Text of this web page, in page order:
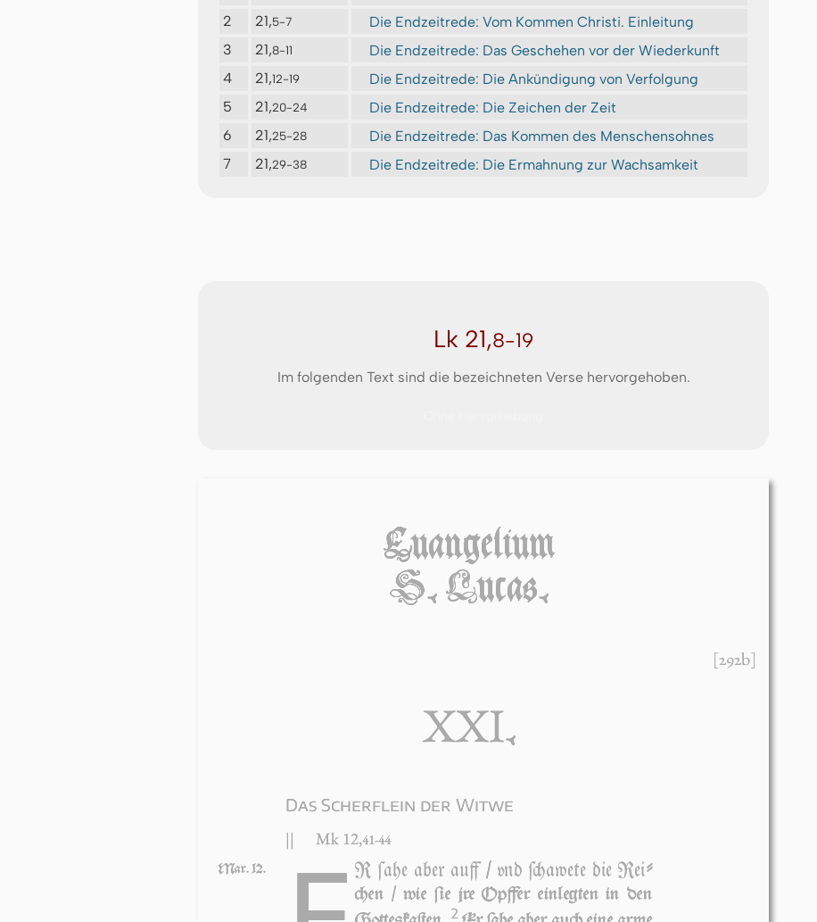
2
21,5-7
Die Endzeitrede: Vom Kommen Christi. Einleitung
3
21,8-11
Die Endzeitrede: Das Geschehen vor der Wiederkunft
4
21,12-19
Die Endzeitrede: Die Ankündigung von Verfolgung
5
21,20-24
Die Endzeitrede: Die Zei­chen der Zeit
6
21,25-28
Die Endzeitrede: Das Kommen des Menschensohnes
7
21,29-38 Die Endzeitrede: Die Ermahnung zur Wachsamkeit
Lk 21,8-19
Im folgenden Text sind die bezeichneten Verse hervorgehoben.
Euangelium
S. Lucas.
[292b]
XXI.
Das Scherflein der Witwe
|| Mk 12,41-44
Mar. 12. R ſa­he aber auff / vnd ſchaw­e­te die Rei­
chen / wie ſie jre Opf­fer ein­leg­ten in den
2